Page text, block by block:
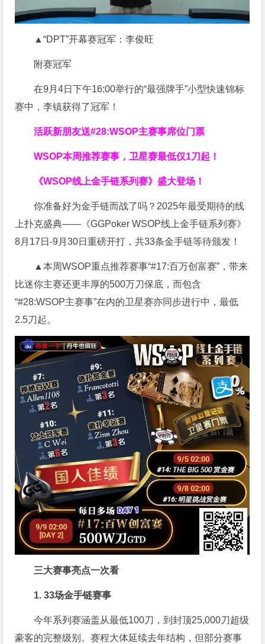
▲“DPT”开幕赛冠军：李俊旺
附赛冠军
在9月4日下午16:00举行的“最强牌手”小型快速锦标
赛中，李镇获得了冠军！
活跃新朋友送#28:WSOP主赛事席位门票
WSOP本周推荐赛事，卫星赛最低仅1刀起！
《WSOP线上金手链系列赛》盛大登场！
你准备好为金手链而战了吗？2025年最受期待的线
上扑克盛典——《GGPoker WSOP线上金手链系列赛》
8月17日-9月30日重磅开打，共33条金手链等待颁发！
▲本周WSOP重点推荐赛事“#17:百万创富赛”，带来
比迷你主赛还更丰厚的500万刀保底，而包含
“#28:WSOP主赛事”在内的卫星赛亦同步进行中，最低
2.5刀起。
三大赛事亮点一次看
1. 33场金手链赛事
今年系列赛涵盖从最低100刀，到封顶25,000刀超级
豪客的完整级别。赛程大体延续去年结构，但部分赛事